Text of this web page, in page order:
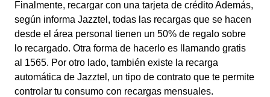
Finalmente, recargar con una tarjeta de crédito Además,
según informa Jazztel, todas las recargas que se hacen
desde el área personal tienen un 50% de regalo sobre
lo recargado. Otra forma de hacerlo es llamando gratis
al 1565. Por otro lado, también existe la recarga
automática de Jazztel, un tipo de contrato que te permite
controlar tu consumo con recargas mensuales.